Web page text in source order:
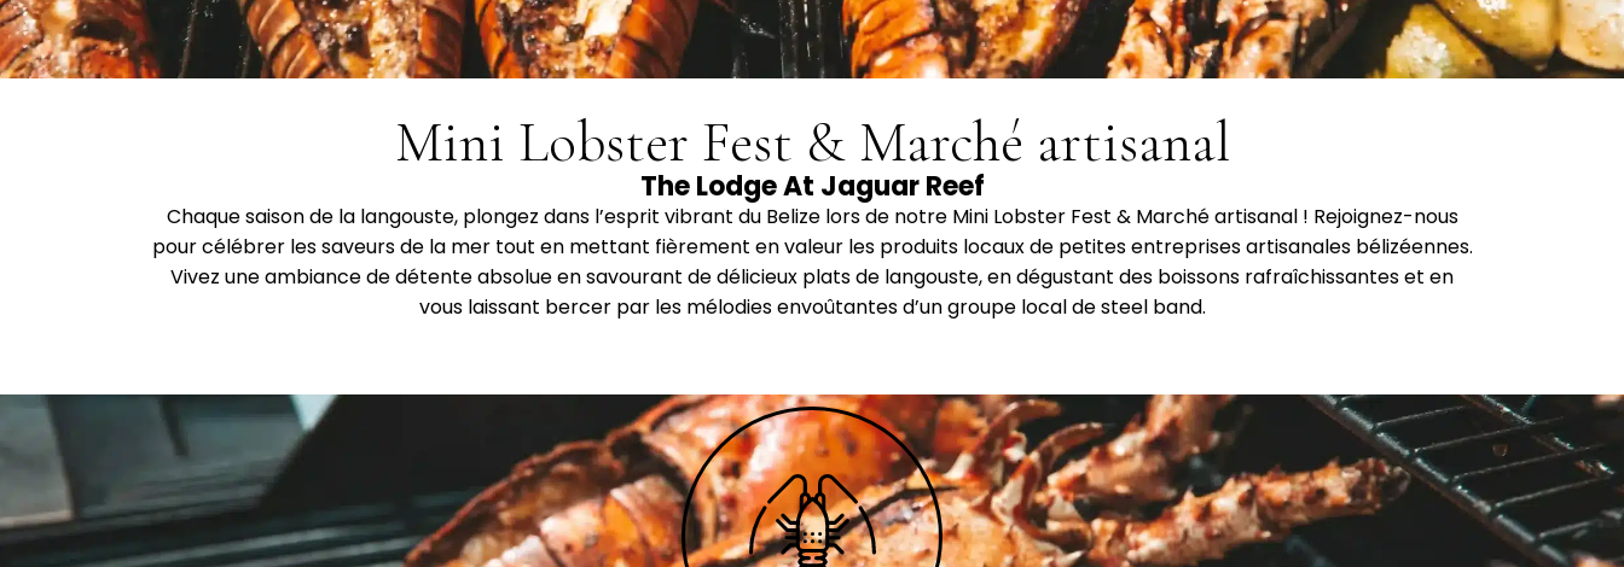
Mini Lobster Fest & Marché artisanal
The Lodge At Jaguar Reef
Chaque saison de la langouste, plongez dans l’esprit vibrant du Belize lors de notre Mini Lobster Fest & Marché artisanal ! Rejoignez-nous
pour célébrer les saveurs de la mer tout en mettant fièrement en valeur les produits locaux de petites entreprises artisanales bélizéennes.
Vivez une ambiance de détente absolue en savourant de délicieux plats de langouste, en dégustant des boissons rafraîchissantes et en
vous laissant bercer par les mélodies envoûtantes d’un groupe local de steel band.